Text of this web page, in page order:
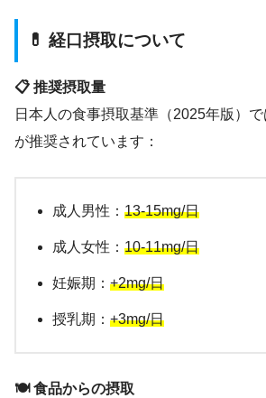
💊 経口摂取について
📋 推奨摂取量
日本人の食事摂取基準（2025年版）
が推奨されています：
成人男性： 13-15mg/日
成人女性： 10-11mg/日
妊娠期： +2mg/日
授乳期： +3mg/日
🍽️ 食品からの摂取